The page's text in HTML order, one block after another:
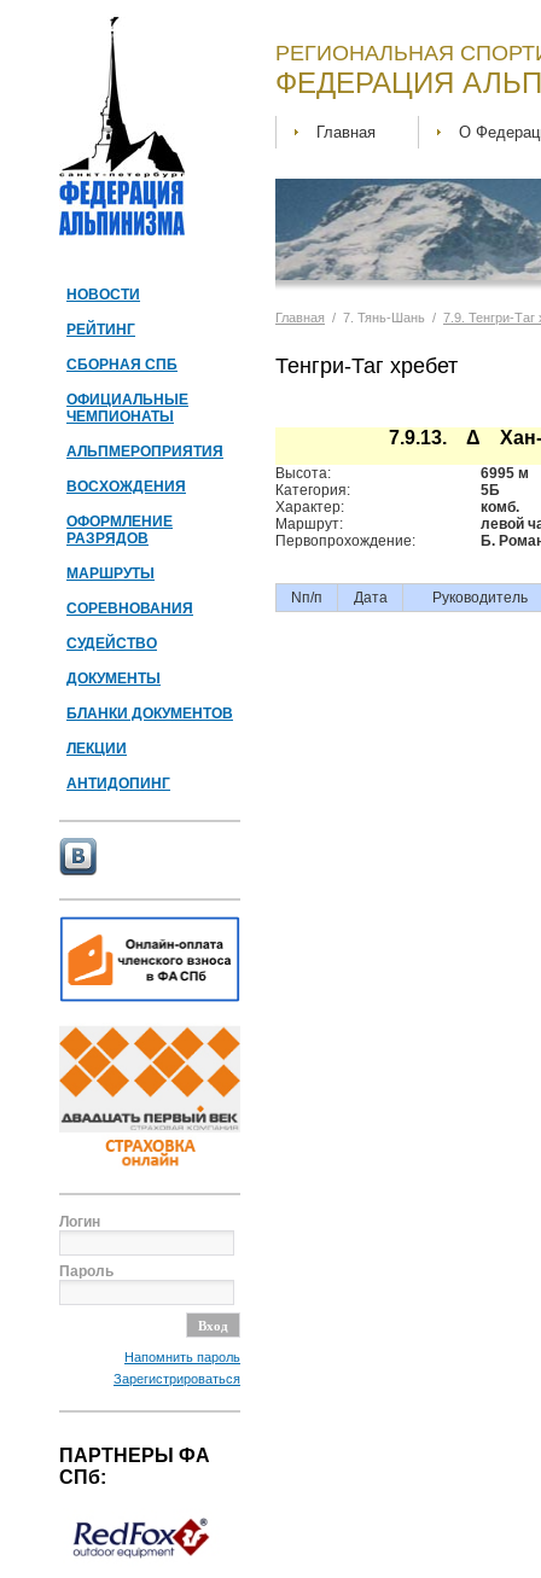
НОВОСТИ
РЕЙТИНГ
СБОРНАЯ СПБ
ОФИЦИАЛЬНЫЕ
ЧЕМПИОНАТЫ
АЛЬПМЕРОПРИЯТИЯ
ВОСХОЖДЕНИЯ
ОФОРМЛЕНИЕ
РАЗРЯДОВ
МАРШРУТЫ
СОРЕВНОВАНИЯ
СУДЕЙСТВО
ДОКУМЕНТЫ
БЛАНКИ ДОКУМЕНТОВ
ЛЕКЦИИ
АНТИДОПИНГ
Логин
Пароль
Напомнить пароль
Зарегистрироваться
ПАРТНЕРЫ ФА
СПб:
РЕГИОНАЛЬНАЯ
ФЕДЕРАЦИЯ
Главная О
Главная / 7. Тянь-Шань / 7.9. Тенгри-Таг
Тенгри-Таг хребет
7.9.13. Δ Хан-
Высота:
6995 м
Категория:
5Б
Характер:
комб.
Маршрут:
левой
Первопрохождение:
Б.
Nп/п Дата Руководитель